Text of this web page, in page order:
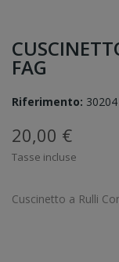
FAG
Riferimento:
20,00 €
Tasse incluse
Cuscinetto a Rulli